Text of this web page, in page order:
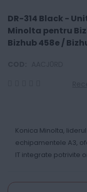
DR-314 Black -
Minolta pentru
Bizhub 458e /
Konica Minolta,
echipamentele A3,
IT integrate potrivite